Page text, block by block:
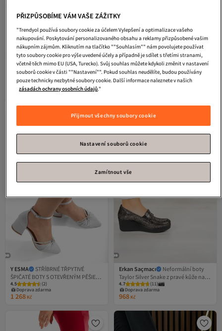
AYDOĞDU by ünal
Stříbrné letní
dámské boty na klínovém podpatku
s křížovými pásky -520
(10)
Doprava zdarma
Fly London Čerpadla
Doprava zdarma
Y ESMA
STŘÍBRNÉ TŘPYTIVÉ
ŠPIČATÉ BOTY S OTEVŘENÝM PĚŠIEM,
5 CM POHLÁNĚNÝ PODPATĚK,
ZDOBENÉ KAMENY, NOVÁ SEZÓNA
4.5 (2)
Doprava zdarma
1 268 Kč
Erkan Saçmacı
Neformální boty
Taylor Silver Snake z pravé kůže na
klínovém podpatku
4.7 (11)
Doprava zdarma
968 Kč
PŘIZPŮSOBÍME VÁM VAŠE ZÁŽITKY
"Trendyol používá soubory cookie za účelem Vylepšení a optimalizace vašeho
nakupování. Poskytování personalizovaného obsahu a reklamy přizpůsobené vašim
nákupním zájmům. Kliknutím na tlačítko ""Souhlasím"" nám povolujete používat
tyto soubory cookie pro výše uvedené účely a případně je sdílet s třetími stranami,
včetně těch mimo EU (USA, Turecko). Svůj souhlas můžete kdykoli změnit v nastavení
souborů cookie v části ""Nastavení"". Pokud souhlas neudělíte, budou používány
pouze technicky nezbytné soubory cookie. Další informace naleznete v našich
zásadách ochrany osobních údajů."
Přijmout všechny soubory cookie
Nastavení souborů cookie
Zamítnout vše